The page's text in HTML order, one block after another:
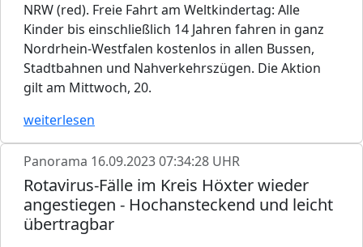
NRW (red). Freie Fahrt am Weltkindertag: Alle
Kinder bis einschließlich 14 Jahren fahren in ganz
Nordrhein-Westfalen kostenlos in allen Bussen,
Stadtbahnen und Nahverkehrszügen. Die Aktion
gilt am Mittwoch, 20.
weiterlesen
Panorama 16.09.2023 07:34:28 UHR
Rotavirus-Fälle im Kreis Höxter wieder
angestiegen - Hochansteckend und leicht
übertragbar